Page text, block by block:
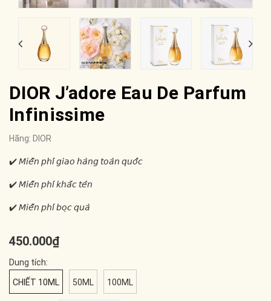
DIOR J’adore Eau De Parfum
Infinissime
Hãng: DIOR
✔️ 𝘔𝘪𝘦̂̃𝘯 𝘱𝘩𝘪́ 𝘨𝘪𝘢𝘰 𝘩𝘢̀𝘯𝘨 𝘵𝘰𝘢̀𝘯 𝘲𝘶𝘰̂́𝘤
✔️ 𝘔𝘪𝘦̂̃𝘯 𝘱𝘩𝘪́ 𝘬𝘩𝘢̆́𝘤 𝘵𝘦̂𝘯
✔️ 𝘔𝘪𝘦̂̃𝘯 𝘱𝘩𝘪́ 𝘣𝘰̣𝘤 𝘲𝘶𝘢̀
450.000₫
Dung tích:
CHIẾT 10ML 50ML 100ML